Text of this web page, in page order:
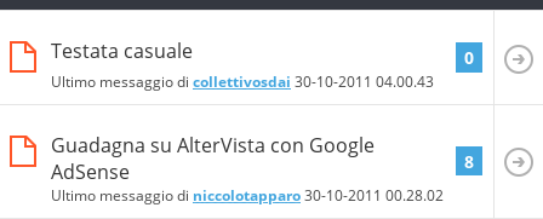
Testata casuale
Ultimo messaggio di collettivosdai 30-10-2011 04.00.43
0
Guadagna su AlterVista con Google
AdSense
Ultimo messaggio di niccolotapparo30-10-2011 00.28.02
8